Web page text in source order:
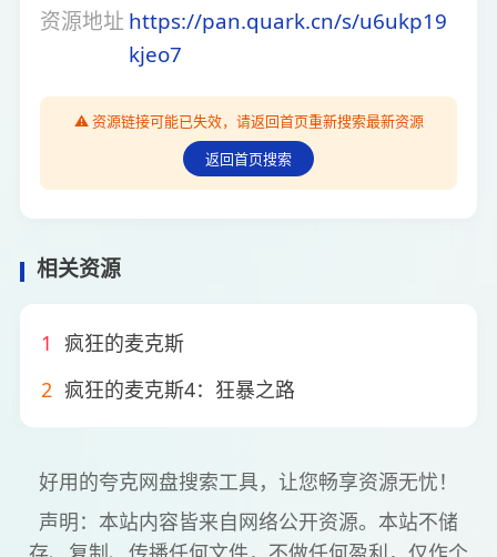
资源地址 https://pan.quark.cn/s/u6ukp19
kjeo7
⚠️ 资源链接可能已失效，请返回首页重新搜索最新资源
返回首页搜索
相关资源
1 疯狂的麦克斯
2 疯狂的麦克斯4：狂暴之路
好用的夸克网盘搜索工具，让您畅享资源无忧！
声明：本站内容皆来自网络公开资源。本站不储